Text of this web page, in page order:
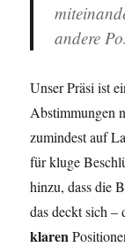
andere
Unser Präsi ist
Abstimmungen
zumindest auf
für kluge
hinzu, dass die
das deckt sich –
klaren